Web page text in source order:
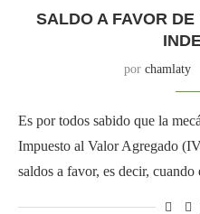
SALDO A FAVOR
por chamlaty
Es por todos sabido que la
Impuesto al Valor Agregado
saldos a favor, es decir,